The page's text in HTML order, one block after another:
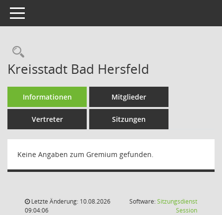
Toggle navigation
Rechercheauswahl
Kreisstadt Bad Hersfeld
Informationen Mitglieder
Vertreter Sitzungen
Keine Angaben zum Gremium gefunden.
Letzte Änderung: 10.08.2026
09:04:06
Software:Sitzungsdienst
Session(Wird in